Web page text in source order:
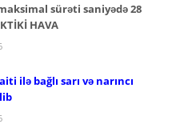
sürəti saniyədə 28
HAVA
ilə bağlı sarı və narıncı